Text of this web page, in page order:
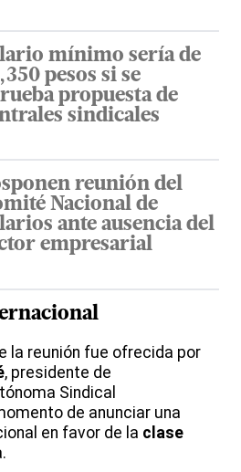
mínimo sería de
pesos si se
propuesta de
sindicales
reunión del
Nacional de
ante ausencia del
empresarial
la reunión fue ofrecida por
, presidente de
Sindical
de anunciar una
en favor de la clase